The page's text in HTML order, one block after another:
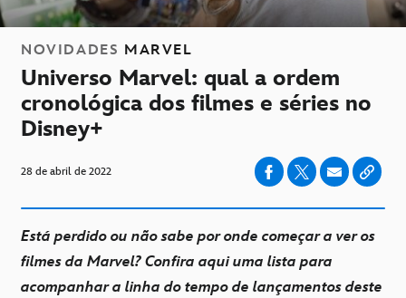
NOVIDADES MARVEL
Universo Marvel: qual a ordem
cronológica dos filmes e séries no
Disney+
28 de abril de 2022
Está perdido ou não sabe por onde começar a ver os
filmes da Marvel? Confira aqui uma lista para
acompanhar a linha do tempo de lançamentos deste